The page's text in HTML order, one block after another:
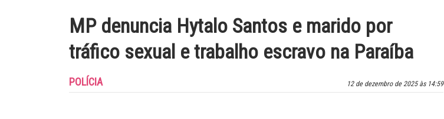
MP denuncia Hytalo Santos e marido por
tráfico sexual e trabalho escravo na Paraíba
12 de dezembro de 2025 às 14:59
POLÍCIA